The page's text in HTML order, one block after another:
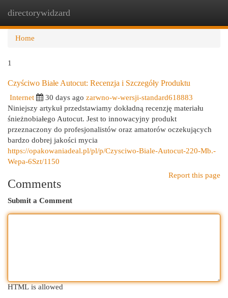
directorywidzard
Home
1
Czyściwo Białe Autocut: Recenzja i Szczegóły Produktu
Internet 30 days ago zarwno-w-wersji-standard618883
Niniejszy artykuł przedstawiamy dokładną recenzję materiału
śnieżnobiałego Autocut. Jest to innowacyjny produkt
przeznaczony do profesjonalistów oraz amatorów oczekujących
bardzo dobrej jakości mycia
https://opakowaniadeal.pl/pl/p/Czysciwo-Biale-Autocut-220-Mb.-
Wepa-6Szt/1150
Report this page
Comments
Submit a Comment
HTML is allowed